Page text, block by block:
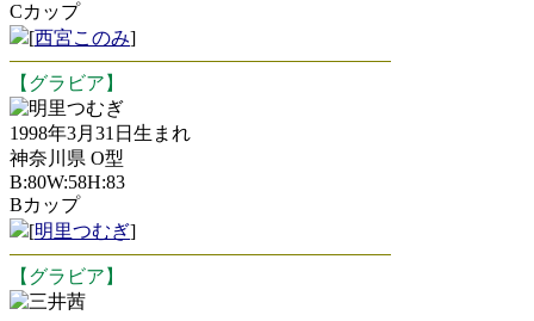
Cカップ
[西宮このみ]
【グラビア】
明里つむぎ
1998年3月31日生まれ
神奈川県 O型
B:80W:58H:83
Bカップ
[明里つむぎ]
【グラビア】
三井茜